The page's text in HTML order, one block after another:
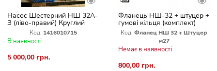
Насос Шестерний НШ 32А-
З (ліво-правий) Круглий
МТЗ ЮМЗ. ТОВ ТД ВАЗ
Код: 1416010715
В наявності
5 000,00 грн.
Фланець НШ-32 + штуцер +
гумові кільця (комплект)
Штуцер М27×1.5 (S32, під
ключ 32)
Код: Фланец НШ 32 + Штуцер
м27
Немає в наявності
800,00 грн.